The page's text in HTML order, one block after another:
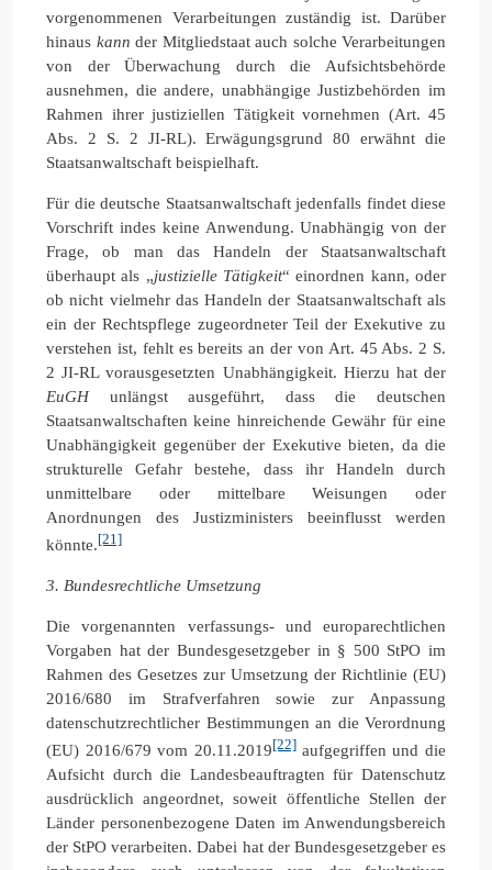
vorgenommenen Verarbeitungen zuständig ist. Darüber
hinaus kann der Mitgliedstaat auch solche Verarbeitungen
von der Überwachung durch die Aufsichtsbehörde
ausnehmen, die andere, unabhängige Justizbehörden im
Rahmen ihrer justiziellen Tätigkeit vornehmen (Art. 45
Abs. 2 S. 2 JI-RL). Erwägungsgrund 80 erwähnt die
Staatsanwaltschaft beispielhaft.
Für die deutsche Staatsanwaltschaft jedenfalls findet diese
Vorschrift indes keine Anwendung. Unabhängig von der
Frage, ob man das Handeln der Staatsanwaltschaft
überhaupt als „justizielle Tätigkeit“ einordnen kann, oder
ob nicht vielmehr das Handeln der Staatsanwaltschaft als
ein der Rechtspflege zugeordneter Teil der Exekutive zu
verstehen ist, fehlt es bereits an der von Art. 45 Abs. 2 S.
2 JI-RL vorausgesetzten Unabhängigkeit. Hierzu hat der
EuGH unlängst ausgeführt, dass die deutschen
Staatsanwaltschaften keine hinreichende Gewähr für eine
Unabhängigkeit gegenüber der Exekutive bieten, da die
strukturelle Gefahr bestehe, dass ihr Handeln durch
unmittelbare oder mittelbare Weisungen oder
Anordnungen des Justizministers beeinflusst werden
könnte.[21]
3. Bundesrechtliche Umsetzung
Die vorgenannten verfassungs- und europarechtlichen
Vorgaben hat der Bundesgesetzgeber in § 500 StPO im
Rahmen des Gesetzes zur Umsetzung der Richtlinie (EU)
2016/680 im Strafverfahren sowie zur Anpassung
datenschutzrechtlicher Bestimmungen an die Verordnung
(EU) 2016/679 vom 20.11.2019[22] aufgegriffen und die
Aufsicht durch die Landesbeauftragten für Datenschutz
ausdrücklich angeordnet, soweit öffentliche Stellen der
Länder personenbezogene Daten im Anwendungsbereich
der StPO verarbeiten. Dabei hat der Bundesgesetzgeber es